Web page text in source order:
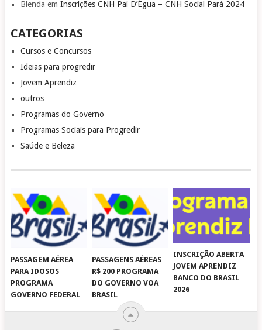
Blenda em Inscrições CNH Pai D’Égua – CNH Social Pará 2024
CATEGORIAS
Cursos e Concursos
Ideias para progredir
Jovem Aprendiz
outros
Programas do Governo
Programas Sociais para Progredir
Saúde e Beleza
PASSAGEM AÉREA
PARA IDOSOS
PROGRAMA
GOVERNO FEDERAL
PASSAGENS AÉREAS
R$ 200 PROGRAMA
DO GOVERNO VOA
BRASIL
INSCRIÇÃO ABERTA
JOVEM APRENDIZ
BANCO DO BRASIL
2026